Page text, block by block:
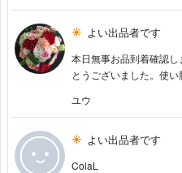
よい出品者です
本日無事お品到着確認
とうございました。使
ユウ
よい出品者です
ColaL